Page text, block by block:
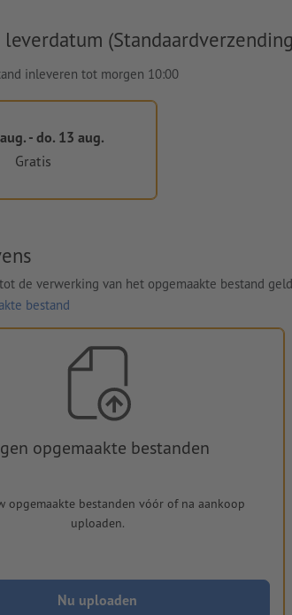
inleveren tot morgen 10:00
- do. 13 aug.
Gratis
de verwerking van het opgemaakte bestand
bestand
opgemaakte bestanden
opgemaakte bestanden vóór of na aankoop
uploaden.
Nu uploaden